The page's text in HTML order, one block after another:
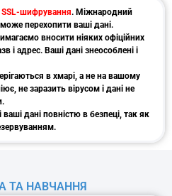
SSL-шифрування. Міжнародний
перехопити ваші дані.
вносити ніяких офіційних
і адрес. Ваші дані знеособлені і
в хмарі, а не на вашому
не заразить вірусом і дані не
ваші дані повністю в безпеці, так як
ТА НАВЧАННЯ